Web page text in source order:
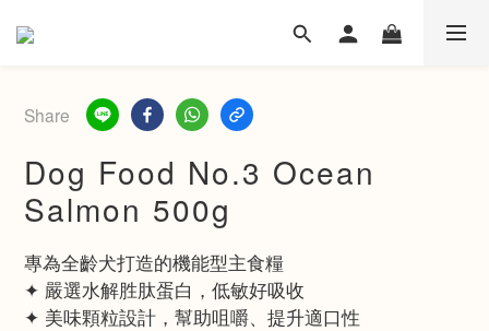
Share
Dog Food No.3 Ocean
Salmon 500g
專為全齡犬打造的機能型主食糧
✦ 嚴選水解胜肽蛋白，低敏好吸收
✦ 美味顆粒設計，幫助咀嚼、提升適口性